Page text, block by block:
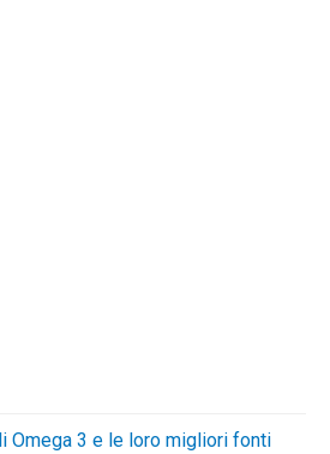
Omega 3 e le loro migliori fonti